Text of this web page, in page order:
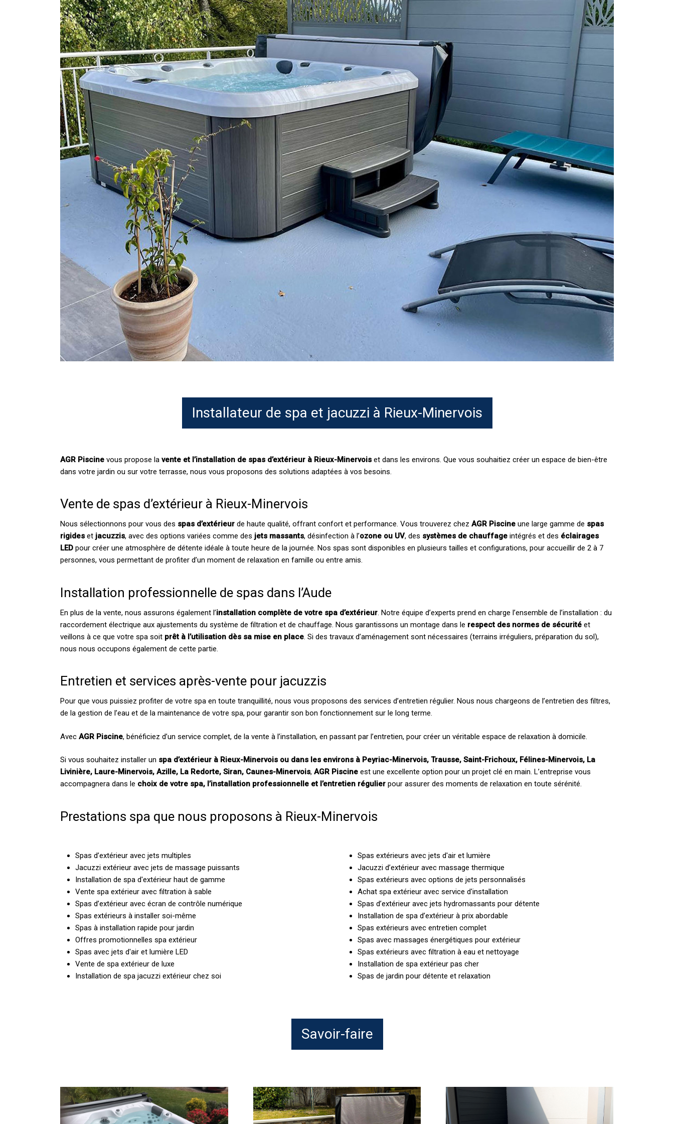
Installateur de spa et jacuzzi à Rieux-Minervois
AGR Piscine vous propose lavente et l’installation de spas d’extérieur à Rieux-Minervois et dans les environs. Que vous souhaitiez créer un espace de bien-être
dans votre jardin ou sur votre terrasse, nous vous proposons des solutions adaptées à vos besoins.
Vente de spas d’extérieur à Rieux-Minervois
Nous sélectionnons pour vous des spas d’extérieur de haute qualité, offrant confort et performance. Vous trouverez chezAGR Piscine une large gamme de spas
rigides et jacuzzis, avec des options variées comme des jets massants, désinfection à l’ozone ou UV, des systèmes de chauffage intégrés et des éclairages
LED pour créer une atmosphère de détente idéale à toute heure de la journée. Nos spas sont disponibles en plusieurs tailles et configurations, pour accueillir de 2 à 7
personnes, vous permettant de profiter d’un moment de relaxation en famille ou entre amis.
Installation professionnelle de spas dans l’Aude
En plus de la vente, nous assurons également l’installation complète de votre spa d’extérieur. Notre équipe d’experts prend en charge l’ensemble de l’installation : du
raccordement électrique aux ajustements du système de filtration et de chauffage. Nous garantissons un montage dans le respect des normes de sécurité et
veillons à ce que votre spa soit prêt à l’utilisation dès sa mise en place. Si des travaux d’aménagement sont nécessaires (terrains irréguliers, préparation du sol),
nous nous occupons également de cette partie.
Entretien et services après-vente pour jacuzzis
Pour que vous puissiez profiter de votre spa en toute tranquillité, nous vous proposons des services d’entretien régulier. Nous nous chargeons de l’entretien des filtres,
de la gestion de l’eau et de la maintenance de votre spa, pour garantir son bon fonctionnement sur le long terme.
AvecAGR Piscine, bénéficiez d’un service complet, de la vente à l’installation, en passant par l’entretien, pour créer un véritable espace de relaxation à domicile.
Si vous souhaitez installer un spa d’extérieur à Rieux-Minervois ou dans les environs à Peyriac-Minervois, Trausse, Saint-Frichoux, Félines-Minervois, La
Livinière, Laure-Minervois, Azille, La Redorte, Siran, Caunes-Minervois,AGR Piscine est une excellente option pour un projet clé en main. L’entreprise vous
accompagnera dans le choix de votre spa, l’installation professionnelle et l’entretien régulier pour assurer des moments de relaxation en toute sérénité.
Prestations spa que nous proposons à Rieux-Minervois
Spas d’extérieur avec jets multiples
Jacuzzi extérieur avec jets de massage puissants
Installation de spa d'extérieur haut de gamme
Vente spa extérieur avec filtration à sable
Spas d’extérieur avec écran de contrôle numérique
Spas extérieurs à installer soi-même
Spas à installation rapide pour jardin
Offres promotionnelles spa extérieur
Spas avec jets d'air et lumière LED
Vente de spa extérieur de luxe
Installation de spa jacuzzi extérieur chez soi
Spas extérieurs avec jets d'air et lumière
Jacuzzi d’extérieur avec massage thermique
Spas extérieurs avec options de jets personnalisés
Achat spa extérieur avec service d'installation
Spas d’extérieur avec jets hydromassants pour détente
Installation de spa d’extérieur à prix abordable
Spas extérieurs avec entretien complet
Spas avec massages énergétiques pour extérieur
Spas extérieurs avec filtration à eau et nettoyage
Installation de spa extérieur pas cher
Spas de jardin pour détente et relaxation
Savoir-faire
AGR
Piscine
–
Conseils
pour
choisir
Spas
et
jacuzzis